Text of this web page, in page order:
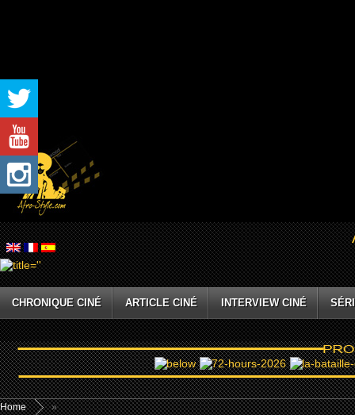
CHRONIQUE CINÉ ARTICLE CINÉ INTERVIEW CINÉ
Home »